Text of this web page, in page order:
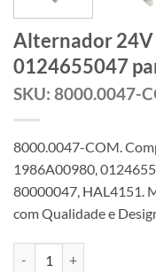
Alternador
0124655047
SKU: 8000.0047-
8000.0047-COM.
1986A00980,
80000047, HAL4151.
com Qualidade e